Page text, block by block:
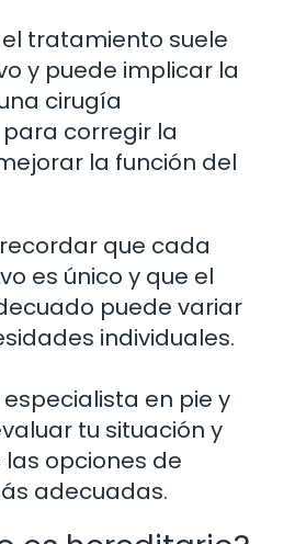
tratamiento suele
y puede implicar la
cirugía
corregir la
la función del
que cada
es único y que el
puede variar
individuales.
en pie y
tu situación y
opciones de
adecuadas.